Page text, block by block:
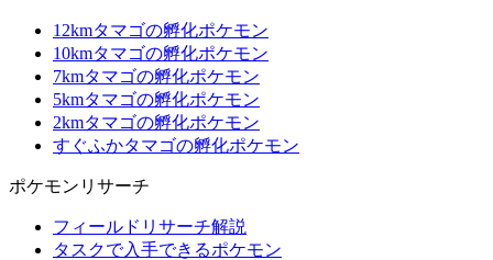
12kmタマゴの孵化ポケモン
10kmタマゴの孵化ポケモン
7kmタマゴの孵化ポケモン
5kmタマゴの孵化ポケモン
2kmタマゴの孵化ポケモン
すぐふかタマゴの孵化ポケモン
ポケモンリサーチ
フィールドリサーチ解説
タスクで入手できるポケモン